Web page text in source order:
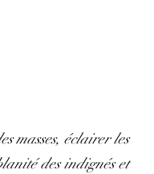
masses, éclairer les
des indignés et